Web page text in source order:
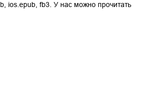
ios.epub fb3 . У нас можно прочитать